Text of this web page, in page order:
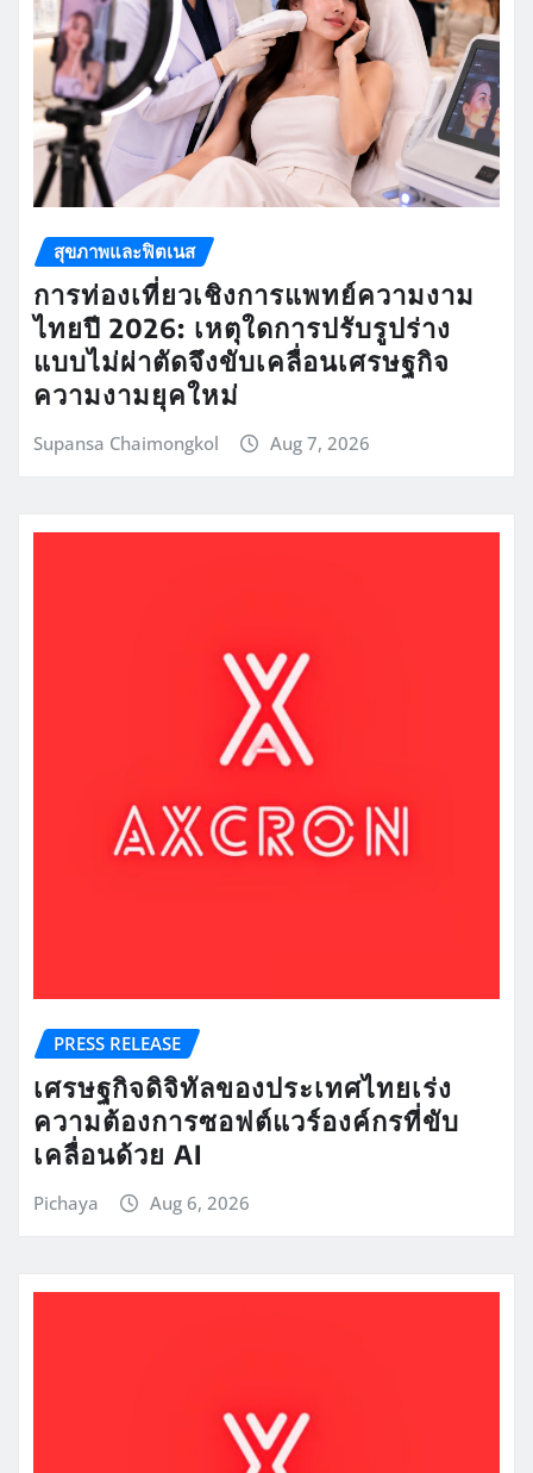
สุขภาพและฟิตเนส
การท่องเที่ยวเชิงการแพทย์ความงาม
ไทยปี 2026: เหตุใดการปรับรูปร่าง
แบบไม่ผ่าตัดจึงขับเคลื่อนเศรษฐกิจ
ความงามยุคใหม่
Supansa Chaimongkol Aug 7, 2026
PRESS RELEASE
เศรษฐกิจดิจิทัลของประเทศไทยเร่ง
ความต้องการซอฟต์แวร์องค์กรที่ขับ
เคลื่อนด้วย AI
Pichaya Aug 6, 2026